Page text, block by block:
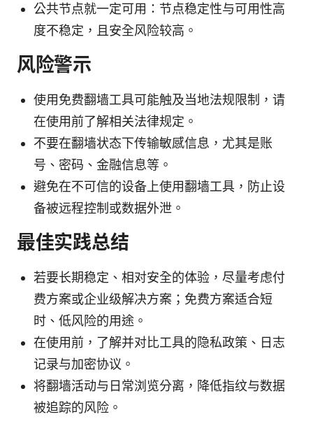
公共节点就一定可用：节点稳定性与可用性高
度不稳定，且安全风险较高。
风险警示
使用免费翻墙工具可能触及当地法规限制，请
在使用前了解相关法律规定。
不要在翻墙状态下传输敏感信息，尤其是账
号、密码、金融信息等。
避免在不可信的设备上使用翻墙工具，防止设
备被远程控制或数据外泄。
最佳实践总结
若要长期稳定、相对安全的体验，尽量考虑付
费方案或企业级解决方案；免费方案适合短
时、低风险的用途。
在使用前，了解并对比工具的隐私政策、日志
记录与加密协议。
将翻墙活动与日常浏览分离，降低指纹与数据
被追踪的风险。